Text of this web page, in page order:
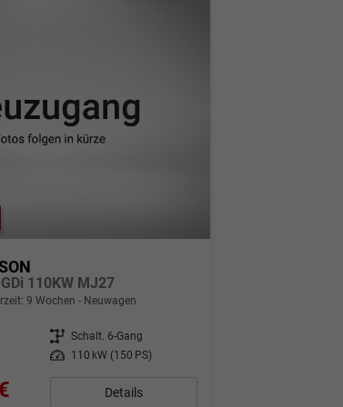
110KW MJ27
9 Wochen Neuwagen
Getriebe Schalt. 6-Gang
Leistung 110 kW (150 PS)
Details